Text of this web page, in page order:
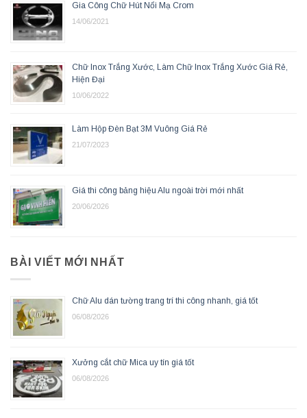
Gia Công Chữ Hút Nổi Mạ Crom
14/06/2021
Chữ Inox Trắng Xước, Làm Chữ Inox Trắng Xước Giá Rẻ,
Hiện Đại
10/06/2022
Làm Hộp Đèn Bạt 3M Vuông Giá Rẻ
21/07/2023
Giá thi công bảng hiệu Alu ngoài trời mới nhất
20/06/2026
BÀI VIẾT MỚI NHẤT
Chữ Alu dán tường trang trí thi công nhanh, giá tốt
06/08/2026
Xưởng cắt chữ Mica uy tín giá tốt
06/08/2026